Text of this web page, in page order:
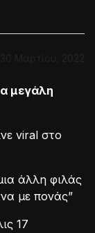
30 Μαρτίου, 2022
μεγάλη
viral στο
άλλη φιλάς
με πονάς”
17